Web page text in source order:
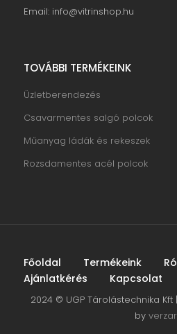
Email: info@vitrinshop.hu
TOVÁBBI TERMÉKEINK
Üzletberendezés
Csavarmentes salgó polcok
Műanyag ládák és rekeszek
Rozsdamentes acél polcok
Főoldal Termékeink
Ajánlatkérés
Kapcsolat
2024 © UGP Tárolástechnika
by verzar